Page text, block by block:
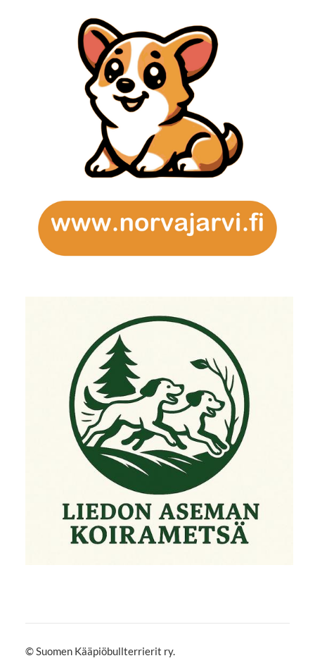
©Suomen Kääpiöbullterrierit ry.